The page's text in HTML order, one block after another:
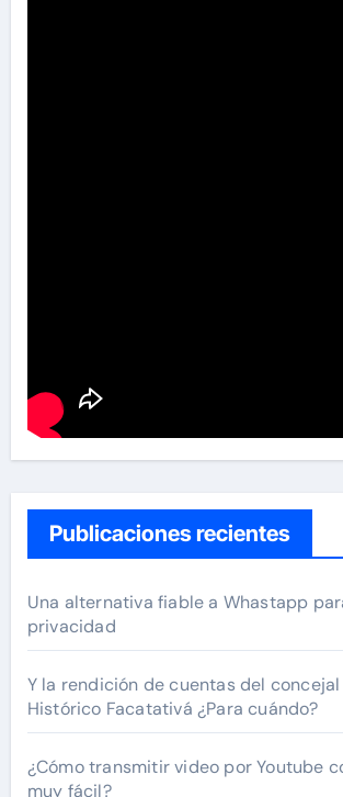
Publicaciones recientes
Una alternativa fiable a Whastapp
privacidad
Y la rendición de cuentas del
Histórico Facatativá ¿Para cuándo?
¿Cómo transmitir video por Youtube
muy fácil?